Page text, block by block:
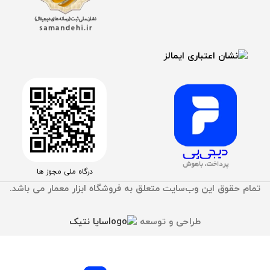
درگاه ملی مجوز ها
تمام حقوق اين وب‌سايت متعلق به فروشگاه ابزار معمار می باشد.
طراحی و توسعه سایا نتیک